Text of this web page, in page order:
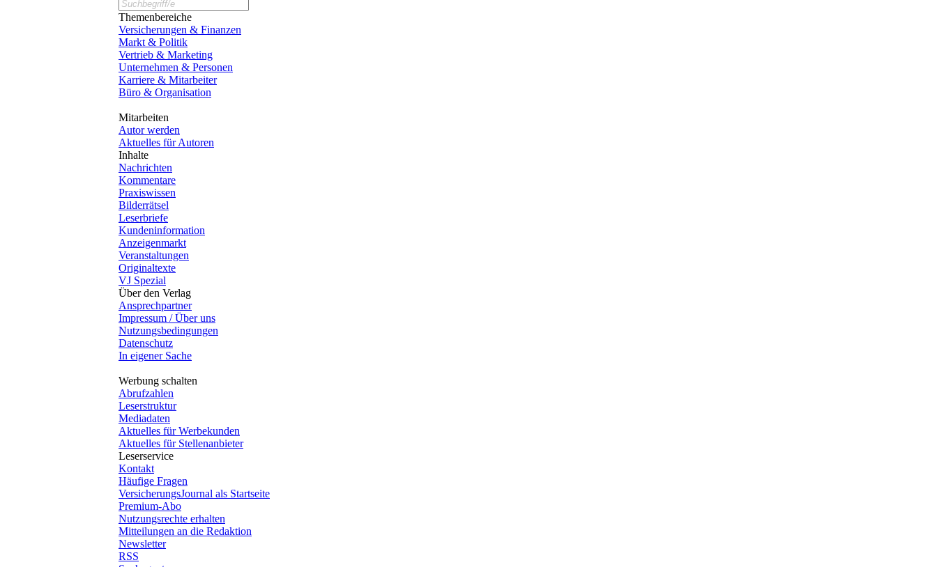
Themenbereiche
Versicherungen & Finanzen
Markt & Politik
Vertrieb & Marketing
Unternehmen & Personen
Karriere & Mitarbeiter
Büro & Organisation
Mitarbeiten
Autor werden
Aktuelles für Autoren
Inhalte
Nachrichten
Kommentare
Praxiswissen
Bilderrätsel
Leserbriefe
Kundeninformation
Anzeigenmarkt
Veranstaltungen
Originaltexte
VJ Spezial
Über den Verlag
Ansprechpartner
Impressum / Über uns
Nutzungsbedingungen
Datenschutz
In eigener Sache
Werbung schalten
Abrufzahlen
Leserstruktur
Mediadaten
Aktuelles für Werbekunden
Aktuelles für Stellenanbieter
Leserservice
Kontakt
Häufige Fragen
VersicherungsJournal als Startseite
Premium-Abo
Nutzungsrechte erhalten
Mitteilungen an die Redaktion
Newsletter
RSS